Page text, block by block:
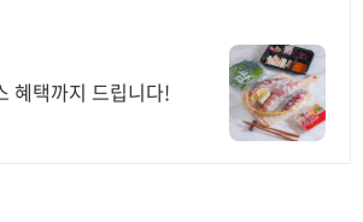
혜택까지 드립니다!